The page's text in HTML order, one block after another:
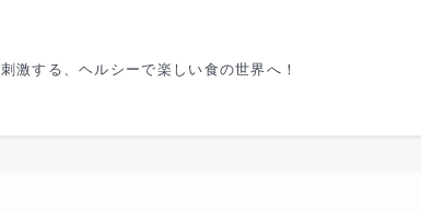
激する、ヘルシーで楽しい食の世界へ！